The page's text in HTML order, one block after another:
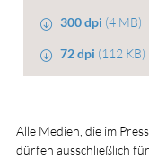
300 dpi (4 MB)
72 dpi (112 KB)
Alle Medien, die im
dürfen ausschließlich